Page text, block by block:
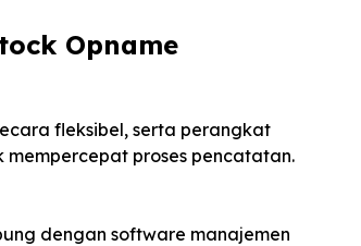
Opname
fleksibel, serta perangkat
proses pencatatan.
dengan software manajemen